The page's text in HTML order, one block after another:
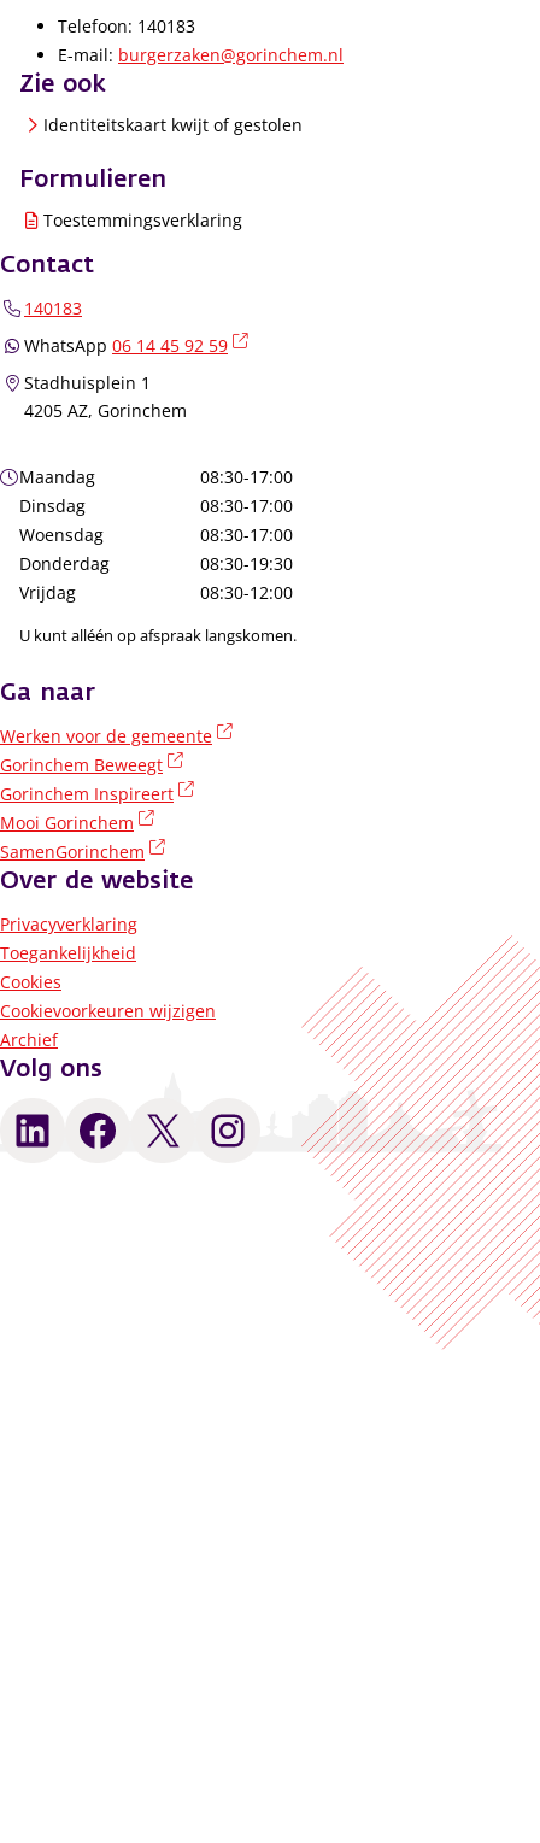
Telefoon: 140183
E-mail: burgerzaken@gorinchem.nl
Zie ook
Identiteitskaart kwijt of gestolen
Formulieren
Toestemmingsverklaring
Contact
140183
WhatsApp 06 14 45 92 59
Stadhuisplein 1
4205 AZ, Gorinchem
Openingstijden
Maandag
08:30-17:00
Dinsdag
08:30-17:00
Woensdag
08:30-17:00
Donderdag
08:30-19:30
Vrijdag
08:30-12:00
U kunt alléén op afspraak langskomen.
Ga naar
Werken voor de gemeente
Gorinchem Beweegt
Gorinchem Inspireert
Mooi Gorinchem
SamenGorinchem
Over de website
Privacyverklaring
Toegankelijkheid
Cookies
Cookievoorkeuren wijzigen
Archief
Volg ons
LinkedIn Facebook X Instagram